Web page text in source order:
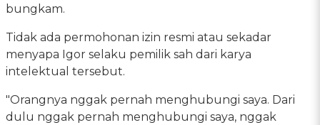
bungkam.
Tidak ada permohonan izin resmi atau sekadar
menyapa Igor selaku pemilik sah dari karya
intelektual tersebut.
"Orangnya nggak pernah menghubungi saya. Dari
dulu nggak pernah menghubungi saya, nggak